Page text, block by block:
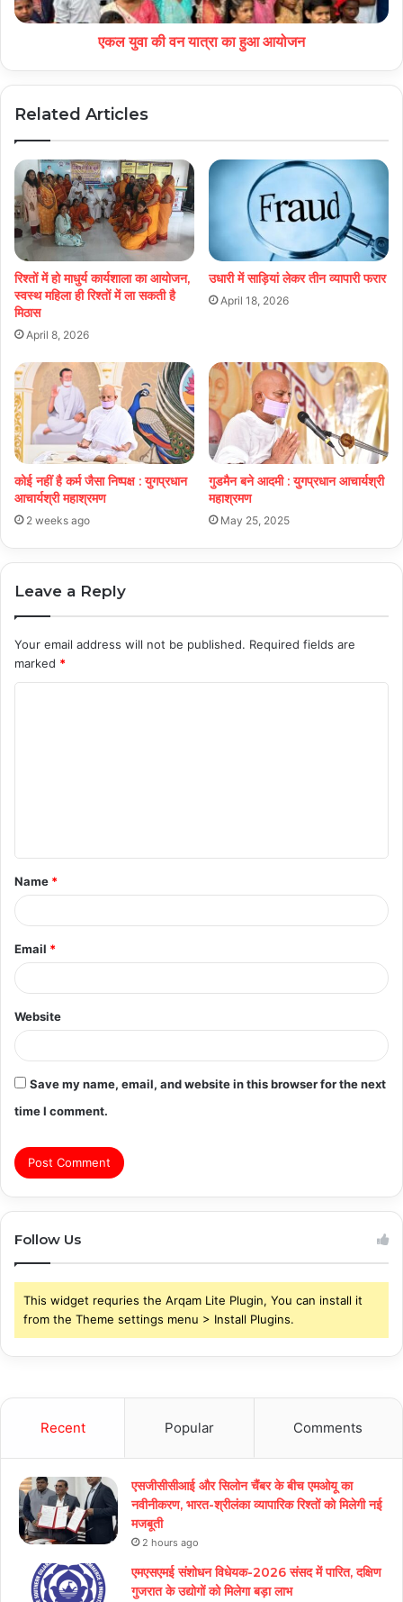
एकल युवा की वन यात्रा का हुआ आयोजन
Related Articles
रिश्तों में हो माधुर्य कार्यशाला का आयोजन,
स्वस्थ महिला ही रिश्तों में ला सकती है
मिठास
April 8, 2026
उधारी में साड़ियां लेकर तीन व्यापारी फरार
April 18, 2026
कोई नहीं है कर्म जैसा निष्पक्ष : युगप्रधान
आचार्यश्री महाश्रमण
2 weeks ago
गुडमैन बने आदमी : युगप्रधान आचार्यश्री
महाश्रमण
May 25, 2025
Leave a Reply
Your email address will not be published. Required fields are
marked *
t
*
Name *
Email *
Website
Save my name, email, and website in this browser for the next
time I comment.
Follow Us
This widget requries the Arqam Lite Plugin, You can install it
from the Theme settings menu > Install Plugins.
Recent Popular Comments
एसजीसीसीआई और सिलोन चैंबर के बीच एमओयू का
नवीनीकरण, भारत-श्रीलंका व्यापारिक रिश्तों को मिलेगी नई
मजबूती
2 hours ago
एमएसएमई संशोधन विधेयक-2026 संसद में पारित, दक्षिण
गुजरात के उद्योगों को मिलेगा बड़ा लाभ